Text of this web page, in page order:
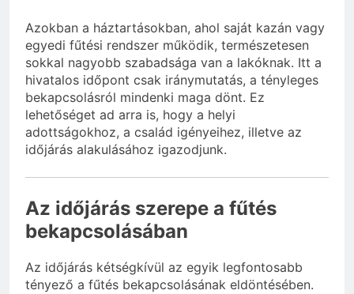
Azokban a háztartásokban, ahol saját kazán vagy
egyedi fűtési rendszer működik, természetesen
sokkal nagyobb szabadsága van a lakóknak. Itt a
hivatalos időpont csak iránymutatás, a tényleges
bekapcsolásról mindenki maga dönt. Ez
lehetőséget ad arra is, hogy a helyi
adottságokhoz, a család igényeihez, illetve az
időjárás alakulásához igazodjunk.
Az időjárás szerepe a fűtés
bekapcsolásában
Az időjárás kétségkívül az egyik legfontosabb
tényező a fűtés bekapcsolásának eldöntésében.